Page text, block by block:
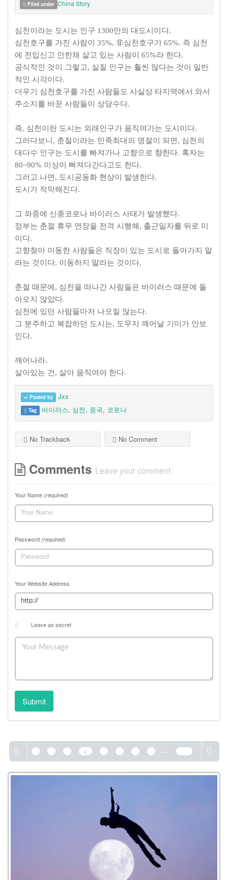
Filed under China Story
심천이라는 도시는 인구 1300만의 대도시이다.
심천호구를 가진 사람이 35%, 非심천호구가 65%. 즉 심천
에 전입신고 안한채 살고 있는 사람이 65%라 한다.
공식적인 것이 그렇고, 실질 인구는 훨씬 많다는 것이 일반
적인 시각이다.
더우기 심천호구를 가진 사람들도 사실상 타지역에서 와서
주소지를 바꾼 사람들이 상당수다.
즉, 심천이란 도시는 외래인구가 움직여가는 도시이다.
그러다보니, 춘절이라는 민족최대의 명절이 되면, 심천의
대다수 인구는 도시를 빠져가나 고향으로 향한다. 혹자는
80~90% 이상이 빠져다간다고도 한다.
그러고 나면, 도시공동화 현상이 발생한다.
도시가 적막해진다.
그 와중에 신종코로나 바이러스 사태가 발생했다.
정부는 춘절 휴무 연장을 전격 시행해, 출근일자를 뒤로 미
이다.
고향찾아 이동한 사람들은 직장이 있는 도시로 돌아가지 말
라는 것이다. 이동하지 말라는 것이다.
춘절 때문에, 심천을 떠나간 사람들은 바이러스 때문에 돌
아오지 않았다.
심천에 있던 사람들마저 나오질 않는다.
그 분주하고 복잡하던 도시는, 도무지 깨어날 기미가 안보
인다.
깨어나라.
살아있는 건, 살아 움직여야 한다.
Posted by Jxx
Tag 바이러스, 심천, 중국, 코로나
No Trackback No Comment
Comments Leave your comment
Your Name (required)
Password (required)
Your Website Address
Leave as secret
Submit
4 ...